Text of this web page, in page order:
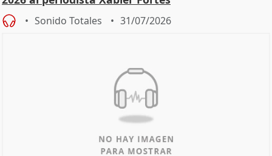
Sonido Totales 31/07/2026